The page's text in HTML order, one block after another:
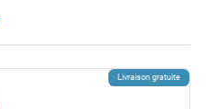
Livraison gratuite